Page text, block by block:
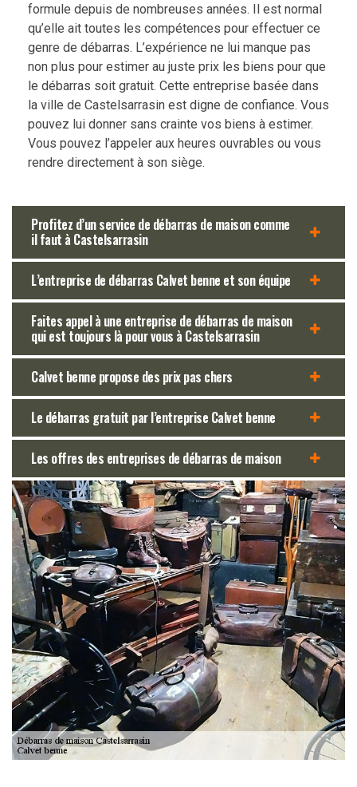
formule depuis de nombreuses années. Il est normal
qu’elle ait toutes les compétences pour effectuer ce
genre de débarras. L’expérience ne lui manque pas
non plus pour estimer au juste prix les biens pour que
le débarras soit gratuit. Cette entreprise basée dans
la ville de Castelsarrasin est digne de confiance. Vous
pouvez lui donner sans crainte vos biens à estimer.
Vous pouvez l’appeler aux heures ouvrables ou vous
rendre directement à son siège.
Profitez d’un service de débarras de maison comme
il faut à Castelsarrasin
L’entreprise de débarras Calvet benne et son équipe
Faites appel à une entreprise de débarras de maison
qui est toujours là pour vous à Castelsarrasin
Calvet benne propose des prix pas chers
Le débarras gratuit par l’entreprise Calvet benne
Les offres des entreprises de débarras de maison